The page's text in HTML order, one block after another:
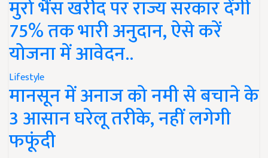
मुर्रा भैंस खरीद पर राज्य सरकार देंगी
75% तक भारी अनुदान, ऐसे करें
योजना में आवेदन..
Lifestyle
मानसून में अनाज को नमी से बचाने के
3 आसान घरेलू तरीके, नहीं लगेगी
फफूंदी